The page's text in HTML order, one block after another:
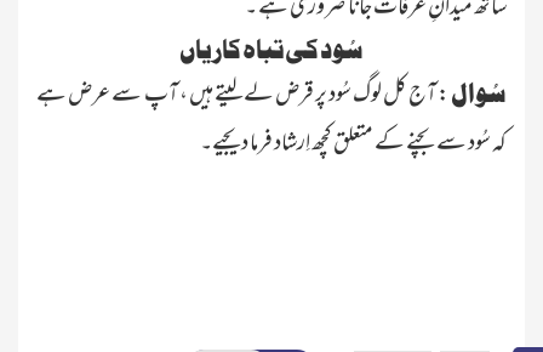
سُود کی تباہ کاریاں
سُوال : آج کل لوگ سُود پر قرض لے لیتے ہیں ، آپ سے عرض ہے
کہ سُود سے بچنے کے متعلق کچھ اِرشاد فرما دیجیے۔